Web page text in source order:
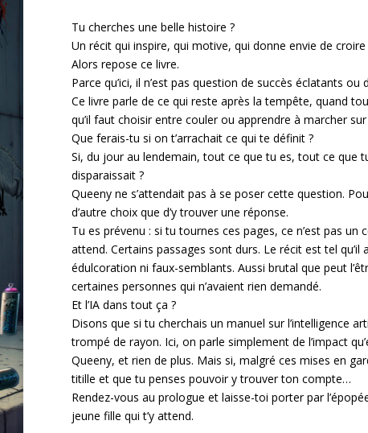
Tu cherches une belle histoire ?
Un récit qui inspire, qui motive, qui donne envie de croire
Alors repose ce livre.
Parce qu’ici, il n’est pas question de succès éclatants ou
Ce livre parle de ce qui reste après la tempête, quand
qu’il faut choisir entre couler ou apprendre à marcher
Que ferais-tu si on t’arrachait ce qui te définit ?
Si, du jour au lendemain, tout ce que tu es, tout ce que
disparaissait ?
Queeny ne s’attendait pas à se poser cette question.
d’autre choix que d’y trouver une réponse.
Tu es prévenu : si tu tournes ces pages, ce n’est pas un
attend. Certains passages sont durs. Le récit est tel qu’il
édulcoration ni faux-semblants. Aussi brutal que peut
certaines personnes qui n’avaient rien demandé.
Et l’IA dans tout ça ?
Disons que si tu cherchais un manuel sur l’intelligence
trompé de rayon. Ici, on parle simplement de l’impact
Queeny, et rien de plus. Mais si, malgré ces mises en
titille et que tu penses pouvoir y trouver ton compte…
Rendez-vous au prologue et laisse-toi porter par
jeune fille qui t’y attend.